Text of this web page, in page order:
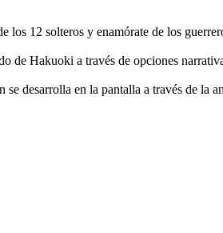
los 12 solteros y enamórate de los
de Hakuoki a través de opciones
desarrolla en la pantalla a través de la